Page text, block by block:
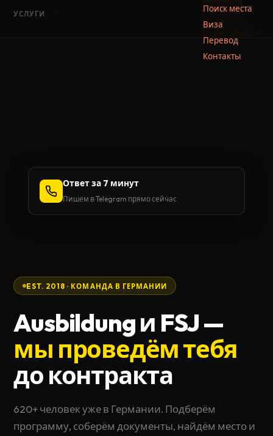
ABIWEG®
EST. 2018 · КОМАНДА В ГЕРМАНИИ
Ausbildung и FSJ —
мы проведём тебя
до контракта
620+ человек уже в Германии. Подберём
программу, соберём документы, найдём место и
Ответ за 7 минут
Пишем в Telegram прямо сейчас
ПРОГРАММЫ
УСЛУГИ
Поиск места
Виза
Перевод
Контакты